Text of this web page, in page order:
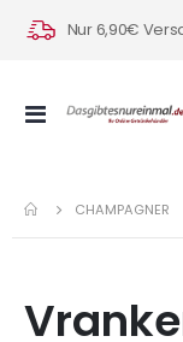
Nur 6,90€
Navigation
CHAMPAGNER